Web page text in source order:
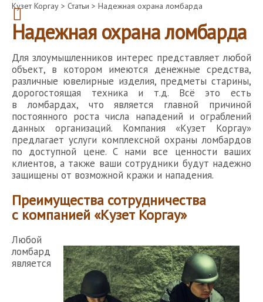
Кузет Коргау > Статьи > Надежная охрана ломбарда
Надежная охрана ломбарда
Для злоумышленников интерес представляет любой
объект, в котором имеются денежные средства,
различные ювелирные изделия, предметы старины,
дорогостоящая техника и т.д. Всё это есть
в ломбардах, что является главной причиной
постоянного роста числа нападений и ограблений
данных организаций. Компания «Кузет Коргау»
предлагает услуги комплексной охраны ломбардов
по доступной цене. С нами все ценности ваших
клиентов, а также ваши сотрудники будут надежно
защищены от возможной кражи и нападения.
Преимущества сотрудничества
с компанией «Кузет Коргау»
Любой
ломбард
является